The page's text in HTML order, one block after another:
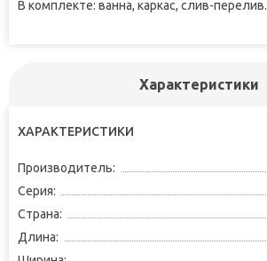
В комплекте: ванна, каркас, слив-перелив.
Характеристики
ХАРАКТЕРИСТИКИ
Производитель:
Серия:
Страна:
Длина: